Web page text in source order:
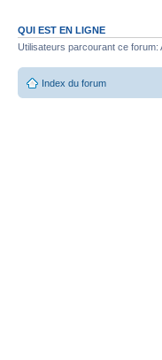
QUI EST EN LIGNE
Utilisateurs parcourant ce forum:
Index du forum